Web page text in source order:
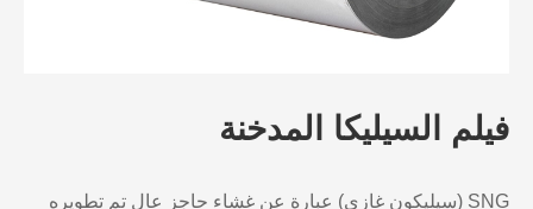
فيلم السيليكا المدخنة
SNG (سيليكون غازي) عبارة عن غشاء حاجز عالٍ تم تطويره